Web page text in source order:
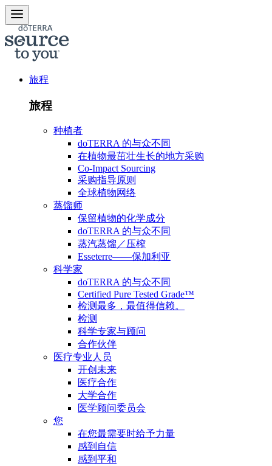
旅程
旅程
种植者
doTERRA 的与众不同
在植物最茁壮生长的地方采购
Co-Impact Sourcing
采购指导原则
全球植物网络
蒸馏师
保留植物的化学成分
doTERRA 的与众不同
蒸汽蒸馏／压榨
Esseterre——保加利亚
科学家
doTERRA 的与众不同
Certified Pure Tested Grade™
检测最多，最值得信赖。
检测
科学专家与顾问
合作伙伴
医疗专业人员
开创未来
医疗合作
大学合作
医学顾问委员会
您
在您最需要时给予力量
感到自信
感到平和